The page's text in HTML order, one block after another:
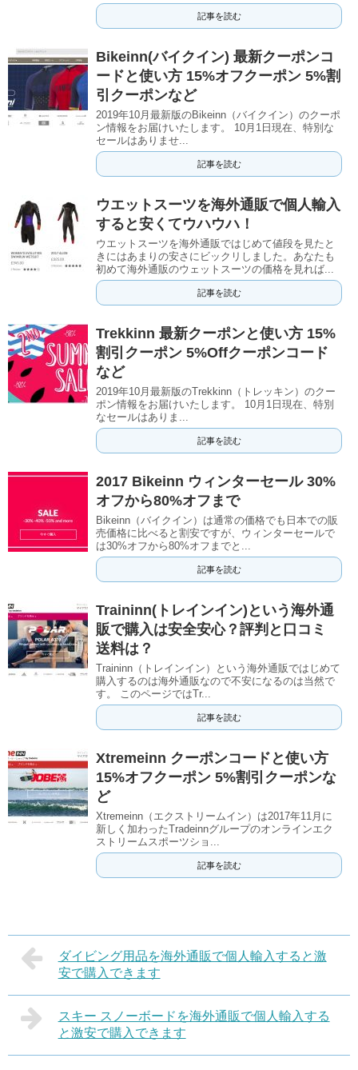
記事を読む
Bikeinn(バイクイン) 最新クーポンコ
ードと使い方 15%オフクーポン 5%割
引クーポンなど
2019年10月最新版のBikeinn（バイクイン）のクーポ
ン情報をお届けいたします。 10月1日現在、特別な
セールはありませ...
記事を読む
ウエットスーツを海外通販で個人輸入
すると安くてウハウハ！
ウエットスーツを海外通販ではじめて値段を見たと
きにはあまりの安さにビックリしました。あなたも
初めて海外通販のウェットスーツの価格を見れば...
記事を読む
Trekkinn 最新クーポンと使い方 15%
割引クーポン 5%Offクーポンコード
など
2019年10月最新版のTrekkinn（トレッキン）のクー
ポン情報をお届けいたします。 10月1日現在、特別
なセールはありま...
記事を読む
2017 Bikeinn ウィンターセール 30%
オフから80%オフまで
Bikeinn（バイクイン）は通常の価格でも日本での販
売価格に比べると割安ですが、ウィンターセールで
は30%オフから80%オフまでと...
記事を読む
Traininn(トレインイン)という海外通
販で購入は安全安心？評判と口コミ
送料は？
Traininn（トレインイン）という海外通販ではじめて
購入するのは海外通販なので不安になるのは当然で
す。 このページではTr...
記事を読む
Xtremeinn クーポンコードと使い方
15%オフクーポン 5%割引クーポンな
ど
Xtremeinn（エクストリームイン）は2017年11月に
新しく加わったTradeinnグループのオンラインエク
ストリームスポーツショ...
記事を読む
ダイビング用品を海外通販で個人輸入すると激
安で購入できます
スキー スノーボードを海外通販で個人輸入する
と激安で購入できます